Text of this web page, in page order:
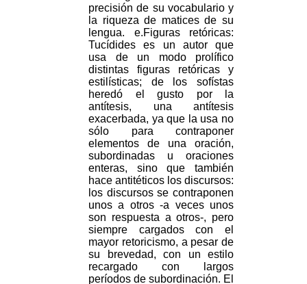
precisión de su vocabulario y
la riqueza de matices de su
lengua. e.Figuras retóricas:
Tucídides es un autor que
usa de un modo prolífico
distintas figuras retóricas y
estilísticas; de los sofístas
heredó el gusto por la
antítesis, una antítesis
exacerbada, ya que la usa no
sólo para contraponer
elementos de una oración,
subordinadas u oraciones
enteras, sino que también
hace antitéticos los discursos:
los discursos se contraponen
unos a otros -a veces unos
son respuesta a otros-, pero
siempre cargados con el
mayor retoricismo, a pesar de
su brevedad, con un estilo
recargado con largos
períodos de subordinación. El